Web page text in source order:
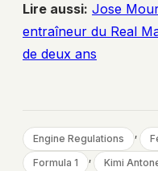
Lire aussi: Jose
entraîneur du Real
de deux ans
Engine Regulations ,
Formula 1 , Kimi